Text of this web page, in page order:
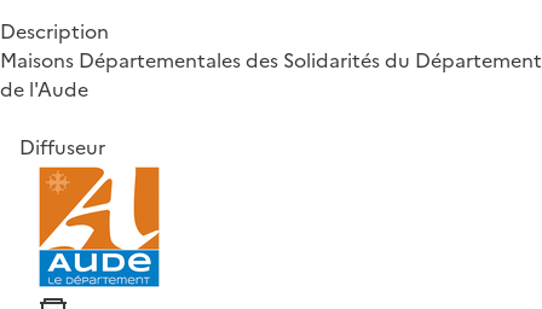
Description
Maisons Départementales des Solidarités du Département
de l'Aude
Diffuseur